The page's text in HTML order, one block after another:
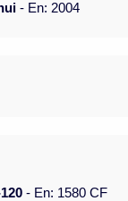
- En: 2004
- En: 1580 CF